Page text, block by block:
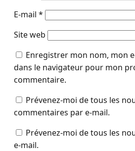
E-mail *
Site web
Enregistrer mon nom, mon
dans le navigateur pour mon
commentaire.
Prévenez-moi de tous les
commentaires par e-mail.
Prévenez-moi de tous les
e-mail.